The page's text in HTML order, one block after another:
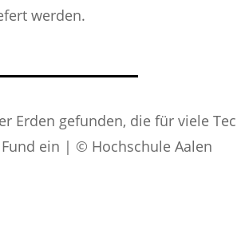
werden.
Erden gefunden, die für viele
ein | © Hochschule Aalen